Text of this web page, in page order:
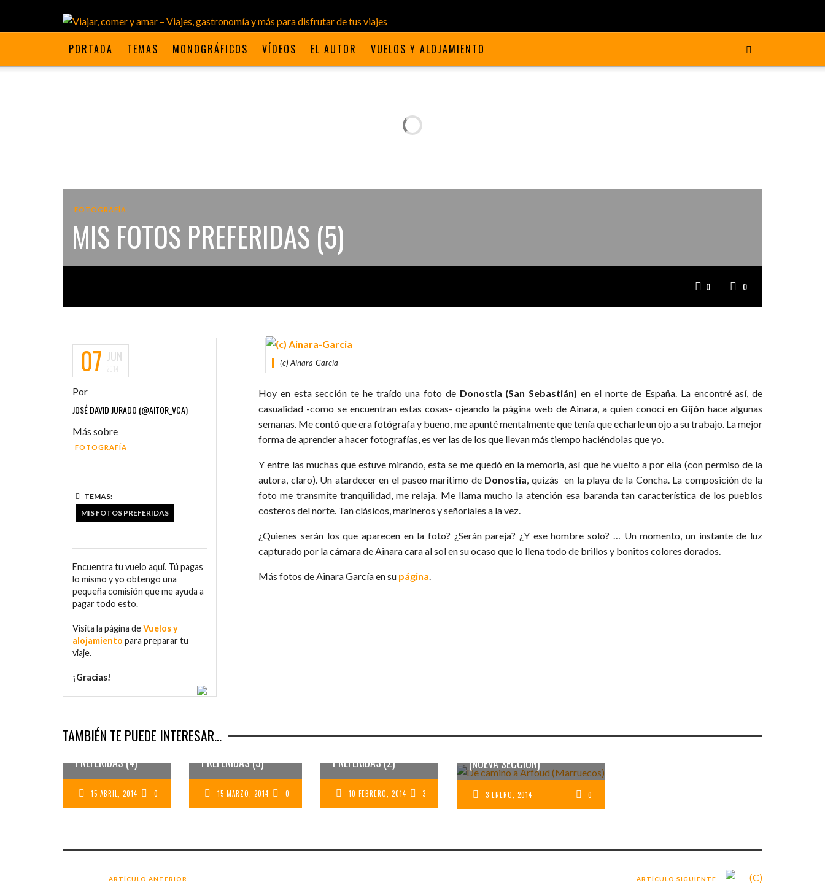
PORTADA TEMAS MONOGRÁFICOS VÍDEOS EL AUTOR VUELOS Y ALOJAMIENTO
FOTOGRAFÍA
MIS FOTOS PREFERIDAS (5)
0 0
(c) Ainara-Garcia
Hoy en esta sección te he traído una foto de Donostia (San Sebastián) en el norte de España. La encontré así, de
casualidad -como se encuentran estas cosas- ojeando la página web de Ainara, a quien conocí en Gijón hace algunas
semanas. Me contó que era fotógrafa y bueno, me apunté mentalmente que tenía que echarle un ojo a su trabajo. La mejor
forma de aprender a hacer fotografías, es ver las de los que llevan más tiempo haciéndolas que yo.
Y entre las muchas que estuve mirando, esta se me quedó en la memoria, así que he vuelto a por ella (con permiso de la
autora, claro). Un atardecer en el paseo marítimo de Donostia, quizás en la playa de la Concha. La composición de la
foto me transmite tranquilidad, me relaja. Me llama mucho la atención esa baranda tan característica de los pueblos
costeros del norte. Tan clásicos, marineros y señoriales a la vez.
¿Quienes serán los que aparecen en la foto? ¿Serán pareja? ¿Y ese hombre solo? … Un momento, un instante de luz
capturado por la cámara de Ainara cara al sol en su ocaso que lo llena todo de brillos y bonitos colores dorados.
Más fotos de Ainara García en su página.
07 JUN
2014
Por
JOSÉ DAVID JURADO (@AITOR_VCA)
Más sobre
FOTOGRAFÍA
TEMAS:
MIS FOTOS PREFERIDAS
Encuentra tu vuelo aquí. Tú pagas
lo mismo y yo obtengo una
pequeña comisión que me ayuda a
pagar todo esto.
Visita la página deVuelos y
alojamiento para preparar tu
viaje.
¡Gracias!
TAMBIÉN TE PUEDE INTERESAR...
PREFERIDAS (4)
15 ABRIL, 2014 0
PREFERIDAS (3)
15 MARZO, 2014 0
PREFERIDAS (2)
10 FEBRERO, 2014 3
(NUEVA SECCIÓN)
3 ENERO, 2014 0
ARTÍCULO ANTERIOR ARTÍCULO SIGUIENTE